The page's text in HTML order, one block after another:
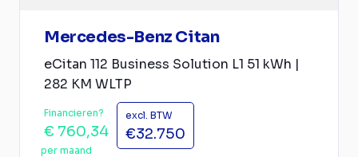
Mercedes-Benz Citan
eCitan 112 Business Solution L1 51 kWh |
282 KM WLTP
Financieren?
€ 760,34
per maand
excl. BTW
€32.750